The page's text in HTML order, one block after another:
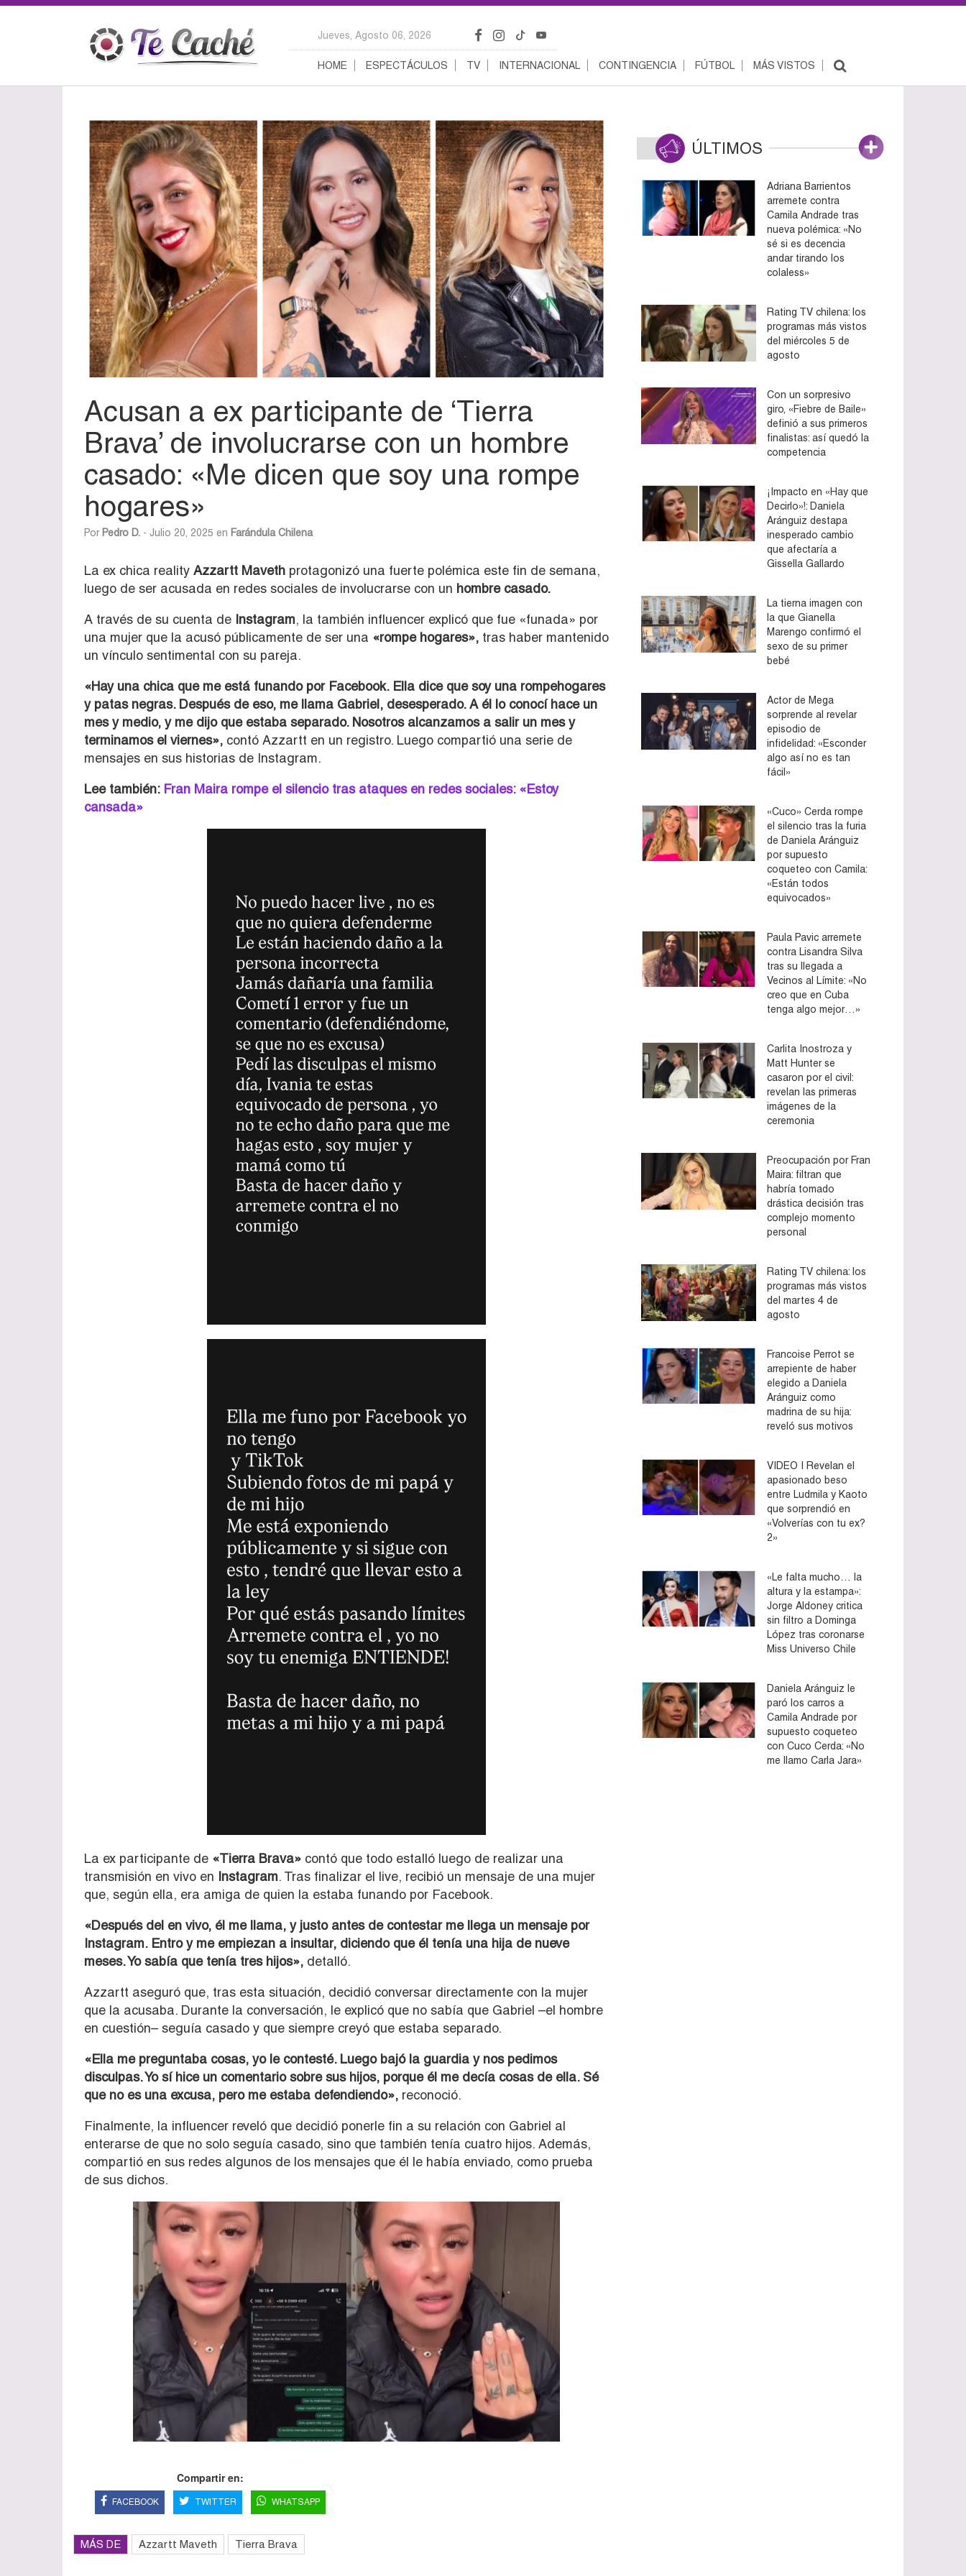
Jueves, Agosto 06, 2026
HOME ESPECTÁCULOS TV INTERNACIONAL CONTINGENCIA FÚTBOL MÁS VISTOS
Acusan a ex participante de ‘Tierra
Brava’ de involucrarse con un hombre
casado: «Me dicen que soy una rompe
hogares»
Por Pedro D. - Julio 20, 2025 en Farándula Chilena
La ex chica reality Azzartt Maveth protagonizó una fuerte polémica este fin de semana,
luego de ser acusada en redes sociales de involucrarse con un hombre casado.
A través de su cuenta de Instagram, la también influencer explicó que fue «funada» por
una mujer que la acusó públicamente de ser una «rompe hogares», tras haber mantenido
un vínculo sentimental con su pareja.
«Hay una chica que me está funando por Facebook. Ella dice que soy una rompehogares
y patas negras. Después de eso, me llama Gabriel, desesperado. A él lo conocí hace un
mes y medio, y me dijo que estaba separado. Nosotros alcanzamos a salir un mes y
terminamos el viernes», contó Azzartt en un registro. Luego compartió una serie de
mensajes en sus historias de Instagram.
Lee también:Fran Maira rompe el silencio tras ataques en redes sociales: «Estoy
cansada»
La ex participante de «Tierra Brava» contó que todo estalló luego de realizar una
transmisión en vivo en Instagram. Tras finalizar el live, recibió un mensaje de una mujer
que, según ella, era amiga de quien la estaba funando por Facebook.
«Después del en vivo, él me llama, y justo antes de contestar me llega un mensaje por
Instagram. Entro y me empiezan a insultar, diciendo que él tenía una hija de nueve
meses. Yo sabía que tenía tres hijos», detalló.
Azzartt aseguró que, tras esta situación, decidió conversar directamente con la mujer
que la acusaba. Durante la conversación, le explicó que no sabía que Gabriel –el hombre
en cuestión– seguía casado y que siempre creyó que estaba separado.
«Ella me preguntaba cosas, yo le contesté. Luego bajó la guardia y nos pedimos
disculpas. Yo sí hice un comentario sobre sus hijos, porque él me decía cosas de ella. Sé
que no es una excusa, pero me estaba defendiendo», reconoció.
Finalmente, la influencer reveló que decidió ponerle fin a su relación con Gabriel al
enterarse de que no solo seguía casado, sino que también tenía cuatro hijos. Además,
compartió en sus redes algunos de los mensajes que él le había enviado, como prueba
de sus dichos.
Compartir en:
FACEBOOK TWITTER WHATSAPP
MÁS DE Azzartt Maveth Tierra Brava
ÚLTIMOS
Adriana Barrientos
arremete contra
Camila Andrade tras
nueva polémica: «No
sé si es decencia
andar tirando los
colaless»
Rating TV chilena: los
programas más vistos
del miércoles 5 de
agosto
Con un sorpresivo
giro, «Fiebre de Baile»
definió a sus primeros
finalistas: así quedó la
competencia
¡Impacto en «Hay que
Decirlo»!: Daniela
Aránguiz destapa
inesperado cambio
que afectaría a
Gissella Gallardo
La tierna imagen con
la que Gianella
Marengo confirmó el
sexo de su primer
bebé
Actor de Mega
sorprende al revelar
episodio de
infidelidad: «Esconder
algo así no es tan
fácil»
«Cuco» Cerda rompe
el silencio tras la furia
de Daniela Aránguiz
por supuesto
coqueteo con Camila:
«Están todos
equivocados»
Paula Pavic arremete
contra Lisandra Silva
tras su llegada a
Vecinos al Límite: «No
creo que en Cuba
tenga algo mejor…»
Carlita Inostroza y
Matt Hunter se
casaron por el civil:
revelan las primeras
imágenes de la
ceremonia
Preocupación por Fran
Maira: filtran que
habría tomado
drástica decisión tras
complejo momento
personal
Rating TV chilena: los
programas más vistos
del martes 4 de
agosto
Francoise Perrot se
arrepiente de haber
elegido a Daniela
Aránguiz como
madrina de su hija:
reveló sus motivos
VIDEO | Revelan el
apasionado beso
entre Ludmila y Kaoto
que sorprendió en
«Volverías con tu ex?
2»
«Le falta mucho… la
altura y la estampa»:
Jorge Aldoney critica
sin filtro a Dominga
López tras coronarse
Miss Universo Chile
Daniela Aránguiz le
paró los carros a
Camila Andrade por
supuesto coqueteo
con Cuco Cerda: «No
me llamo Carla Jara»